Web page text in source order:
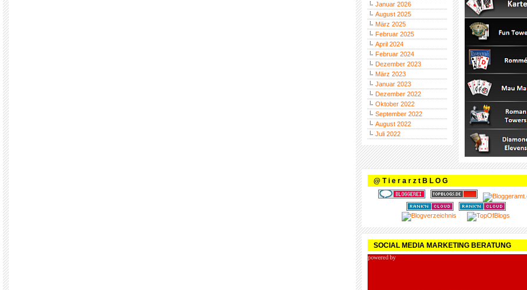
Januar 2026
August 2025
März 2025
Februar 2025
April 2024
Februar 2024
Dezember 2023
März 2023
Januar 2023
Dezember 2022
Oktober 2022
September 2022
August 2022
Juli 2022
@ T i e r a r z t B L O G
SOCIAL MEDIA MARKETING BERATUNG